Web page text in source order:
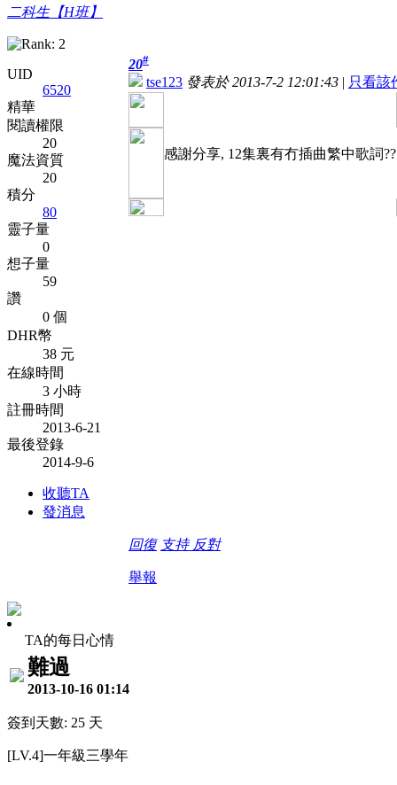
二科生【H班】
UID
6520
精華
閱讀權限
20
魔法資質
20
積分
80
靈子量
0
想子量
59
讚
0 個
DHR幣
38 元
在線時間
3 小時
註冊時間
2013-6-21
最後登錄
2014-9-6
收聽TA
發消息
20#
tse123 發表於 2013-7-2 12:01:43 | 只看該
感謝分享, 12集裏有冇插曲繁中歌詞??
回復 支持 反對
舉報
TA的每日心情
難過
2013-10-16 01:14
簽到天數: 25 天
[LV.4]一年級三學年